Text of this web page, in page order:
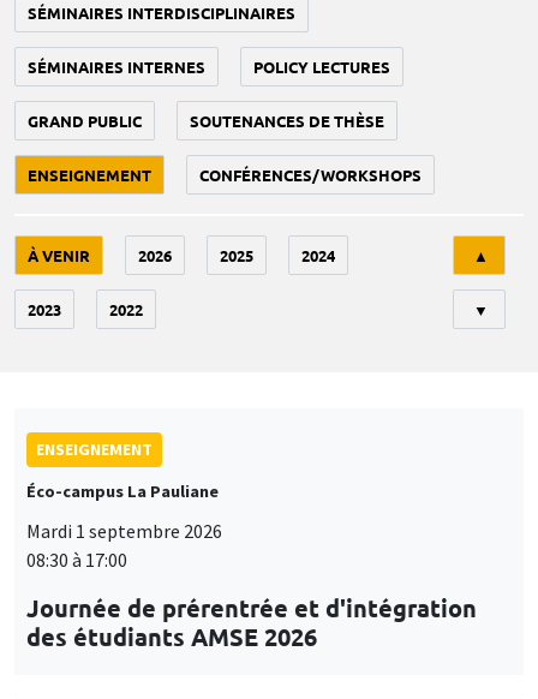
SÉMINAIRES INTERDISCIPLINAIRES
SÉMINAIRES INTERNES POLICY LECTURES
GRAND PUBLIC SOUTENANCES DE THÈSE
ENSEIGNEMENT CONFÉRENCES/WORKSHOPS
À VENIR 2026 2025 2024
2023 2022
▲
▼
ENSEIGNEMENT
Éco-campus La Pauliane
Mardi 1 septembre 2026
08:30 à 17:00
Journée de prérentrée et d'intégration
des étudiants AMSE 2026